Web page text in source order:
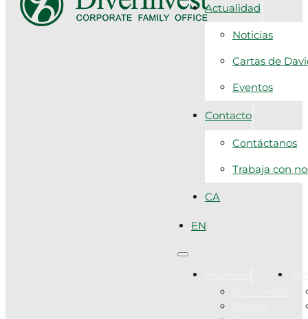
Actualidad
Noticias
Cartas de
Eventos
Contacto
Contáctanos
Trabaja con
CA
EN